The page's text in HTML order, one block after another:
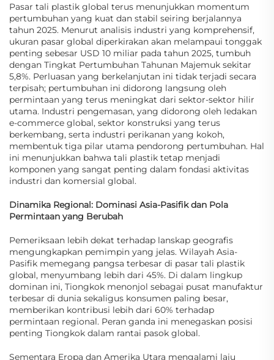
Pasar tali plastik global terus menunjukkan momentum
pertumbuhan yang kuat dan stabil seiring berjalannya
tahun 2025. Menurut analisis industri yang komprehensif,
ukuran pasar global diperkirakan akan melampaui tonggak
penting sebesar USD 10 miliar pada tahun 2025, tumbuh
dengan Tingkat Pertumbuhan Tahunan Majemuk sekitar
5,8%. Perluasan yang berkelanjutan ini tidak terjadi secara
terpisah; pertumbuhan ini didorong langsung oleh
permintaan yang terus meningkat dari sektor-sektor hilir
utama. Industri pengemasan, yang didorong oleh ledakan
e-commerce global, sektor konstruksi yang terus
berkembang, serta industri perikanan yang kokoh,
membentuk tiga pilar utama pendorong pertumbuhan. Hal
ini menunjukkan bahwa tali plastik tetap menjadi
komponen yang sangat penting dalam fondasi aktivitas
industri dan komersial global.
Dinamika Regional: Dominasi Asia-Pasifik dan Pola
Permintaan yang Berubah
Pemeriksaan lebih dekat terhadap lanskap geografis
mengungkapkan pemimpin yang jelas. Wilayah Asia-
Pasifik memegang pangsa terbesar di pasar tali plastik
global, menyumbang lebih dari 45%. Di dalam lingkup
dominan ini, Tiongkok menonjol sebagai pusat manufaktur
terbesar di dunia sekaligus konsumen paling besar,
memberikan kontribusi lebih dari 60% terhadap
permintaan regional. Peran ganda ini menegaskan posisi
penting Tiongkok dalam rantai pasok global.
Sementara Eropa dan Amerika Utara mengalami laju